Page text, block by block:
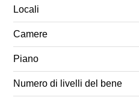
Locali
Camere
Piano
Numero di livelli del bene